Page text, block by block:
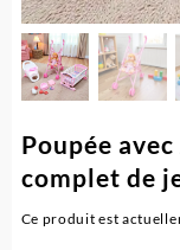
Poupée
complet de
Ce produit est